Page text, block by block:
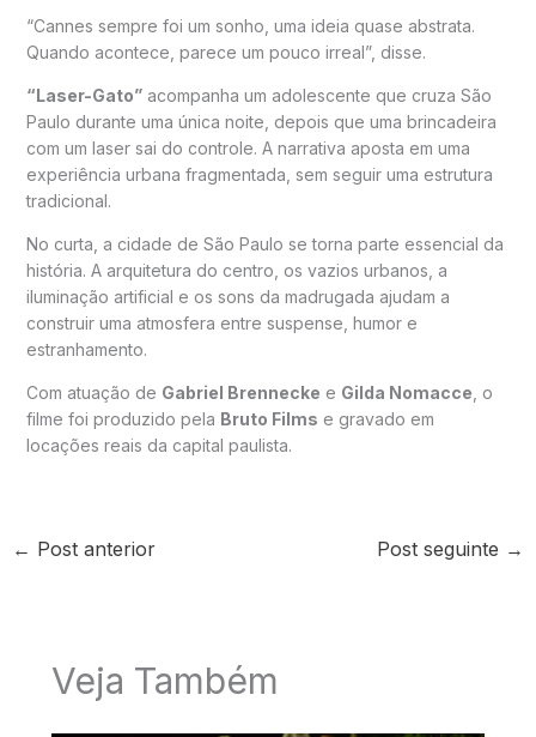
“Cannes sempre foi um sonho, uma ideia quase abstrata.
Quando acontece, parece um pouco irreal”, disse.
“Laser-Gato”acompanha um adolescente que cruza São
Paulo durante uma única noite, depois que uma brincadeira
com um laser sai do controle. A narrativa aposta em uma
experiência urbana fragmentada, sem seguir uma estrutura
tradicional.
No curta, a cidade de São Paulo se torna parte essencial da
história. A arquitetura do centro, os vazios urbanos, a
iluminação artificial e os sons da madrugada ajudam a
construir uma atmosfera entre suspense, humor e
estranhamento.
Com atuação de Gabriel Brennecke e Gilda Nomacce , o
filme foi produzido pela Bruto Films e gravado em
locações reais da capital paulista.
← Post anterior Post seguinte →
Veja Também